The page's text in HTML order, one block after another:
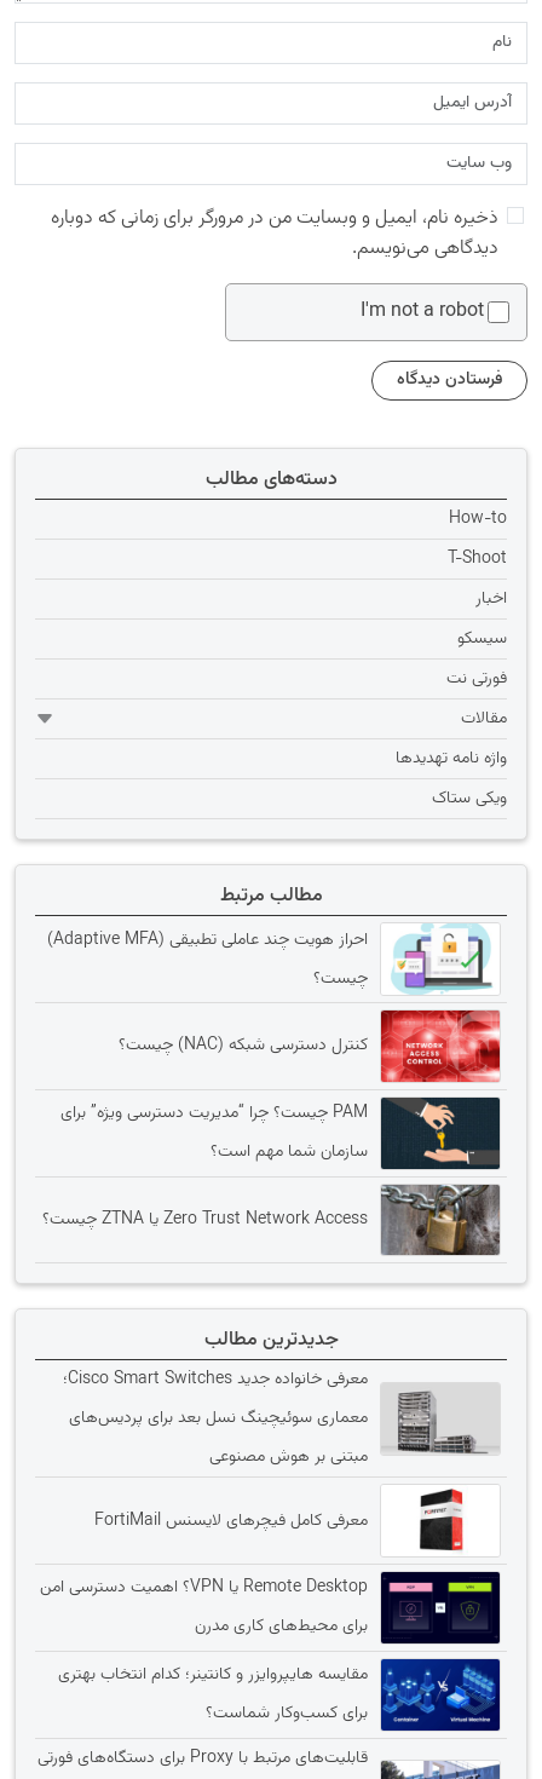
ذخیره نام، ایمیل و وبسایت من در مرورگر برای زمانی که دوباره
دیدگاهی می‌نویسم.
I'm not a robot
دسته‌های مطالب
How-to
T-Shoot
اخبار
سیسکو
فورتی نت
مقالات
واژه نامه تهديدها
ویکی ستاک
مطالب مرتبط
احراز هویت چند عاملی تطبیقی (Adaptive MFA)
چیست؟
کنترل دسترسی شبکه (NAC) چیست؟
PAM چیست؟ چرا “مدیریت دسترسی ویژه” برای
سازمان شما مهم است؟
Zero Trust Network Access یا ZTNA چیست؟
جدیدترین مطالب
معرفی خانواده جدید Cisco Smart Switches؛
معماری سوئیچینگ نسل بعد برای پردیس‌های
مبتنی بر هوش مصنوعی
معرفی کامل فیچرهای لایسنس FortiMail
Remote Desktop یا VPN؟ اهمیت دسترسی امن
برای محیط‌های کاری مدرن
مقایسه هایپروایزر و کانتینر؛ کدام انتخاب بهتری
برای کسب‌وکار شماست؟
قابلیت‌های مرتبط با Proxy برای دستگاه‌های فورتی